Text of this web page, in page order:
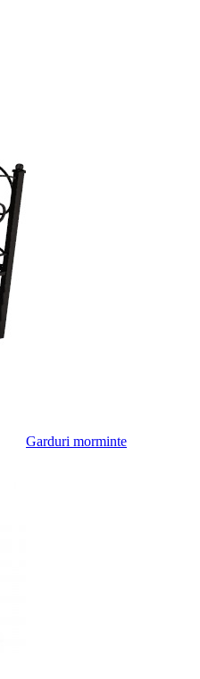
Garduri morminte